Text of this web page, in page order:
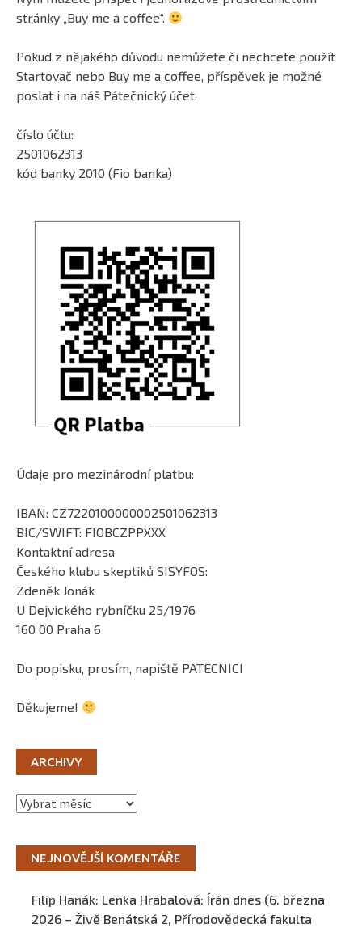
stránky „Buy me a coffee“.
Pokud z nějakého důvodu nemůžete či nechcete použít
Startovač nebo Buy me a coffee, příspěvek je možné
poslat i na náš Pátečnický účet.
číslo účtu:
2501062313
kód banky 2010 (Fio banka)
Údaje pro mezinárodní platbu:
IBAN: CZ7220100000002501062313
BIC/SWIFT: FIOBCZPPXXX
Kontaktní adresa
Českého klubu skeptiků SISYFOS:
Zdeněk Jonák
U Dejvického rybníčku 25/1976
160 00 Praha 6
Do popisku, prosím, napiště PATECNICI
Děkujeme!
ARCHIVY
Archivy
NEJNOVĚJŠÍ KOMENTÁŘE
Filip Hanák: Lenka Hrabalová: Írán dnes (6. března
2026 – Živě Benátská 2, Přírodovědecká fakulta